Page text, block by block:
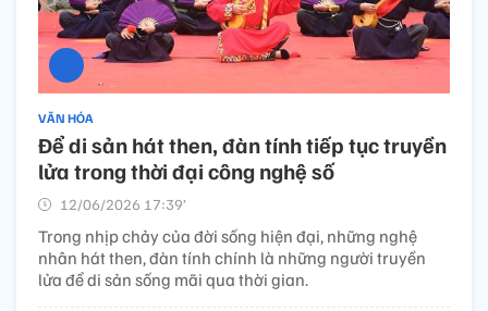
VĂN HÓA
Để di sản hát then, đàn tính tiếp tục truyền
lửa trong thời đại công nghệ số
12/06/2026 17:39’
Trong nhịp chảy của đời sống hiện đại, những nghệ
nhân hát then, đàn tính chính là những người truyền
lửa để di sản sống mãi qua thời gian.